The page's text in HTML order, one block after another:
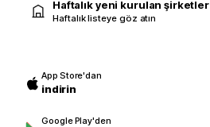
Haftalık yeni kurulan şirketler
Haftalık listeye göz atın
App Store'dan
indirin
Google Play'den